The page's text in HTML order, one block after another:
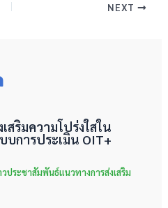
NEXT
สริมความโปร่งใสใน
บการประเมิน OIT+
ประชาสัมพันธ์แนวทางการส่งเสริม